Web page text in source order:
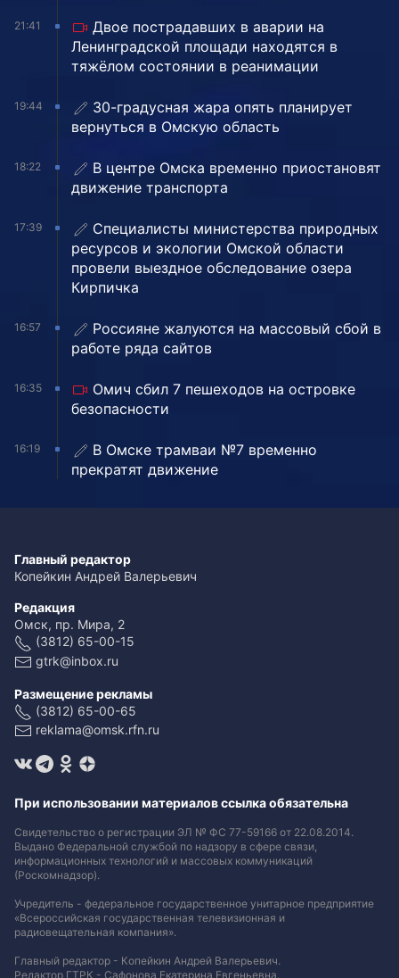
21:41
Двое пострадавших в аварии на
Ленинградской площади находятся в
тяжёлом состоянии в реанимации
19:44
30-градусная жара опять планирует
вернуться в Омскую область
18:22
В центре Омска временно приостановят
движение транспорта
17:39
Специалисты министерства природных
ресурсов и экологии Омской области
провели выездное обследование озера
Кирпичка
16:57
Россияне жалуются на массовый сбой в
работе ряда сайтов
16:35
Омич сбил 7 пешеходов на островке
безопасности
16:19
В Омске трамваи №7 временно
прекратят движение
Главный редактор
Копейкин Андрей Валерьевич
Редакция
Омск, пр. Мира, 2
(3812) 65-00-15
gtrk@inbox.ru
Размещение рекламы
(3812) 65-00-65
reklama@omsk.rfn.ru
При использовании материалов ссылка обязательна
Свидетельство о регистрации ЭЛ № ФС 77-59166 от 22.08.2014.
Выдано Федеральной службой по надзору в сфере связи,
информационных технологий и массовых коммуникаций
(Роскомнадзор).
Учредитель - федеральное государственное унитарное предприятие
«Всероссийская государственная телевизионная и
радиовещательная компания».
Главный редактор - Копейкин Андрей Валерьевич.
Редактор ГТРК - Сафонова Екатерина Евгеньевна.